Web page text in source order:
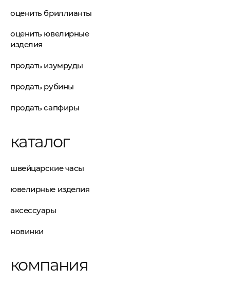
оценить бриллианты
оценить ювелирные
изделия
продать изумруды
продать рубины
продать сапфиры
каталог
швейцарские часы
ювелирные изделия
аксессуары
новинки
компания